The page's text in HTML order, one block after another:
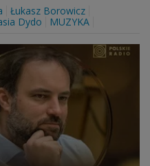
Łukasz Borowicz
Dydo MUZYKA